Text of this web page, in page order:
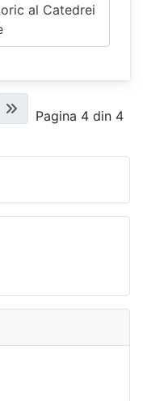
al Catedrei
Pagina 4 din 4